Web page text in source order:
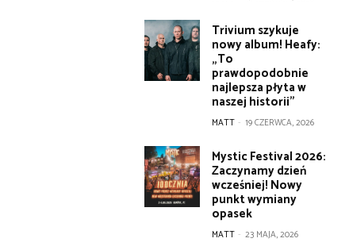
Trivium szykuje
nowy album! Heafy:
„To
prawdopodobnie
najlepsza płyta w
naszej historii”
MATT - 19 CZERWCA, 2026
Mystic Festival 2026:
Zaczynamy dzień
wcześniej! Nowy
punkt wymiany
opasek
MATT - 23 MAJA, 2026